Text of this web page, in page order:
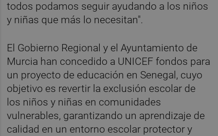
todos podamos seguir ayudando a los niños
y niñas que más lo necesitan".
El Gobierno Regional y el Ayuntamiento de
Murcia han concedido a UNICEF fondos para
un proyecto de educación en Senegal, cuyo
objetivo es revertir la exclusión escolar de
los niños y niñas en comunidades
vulnerables, garantizando un aprendizaje de
calidad en un entorno escolar protector y